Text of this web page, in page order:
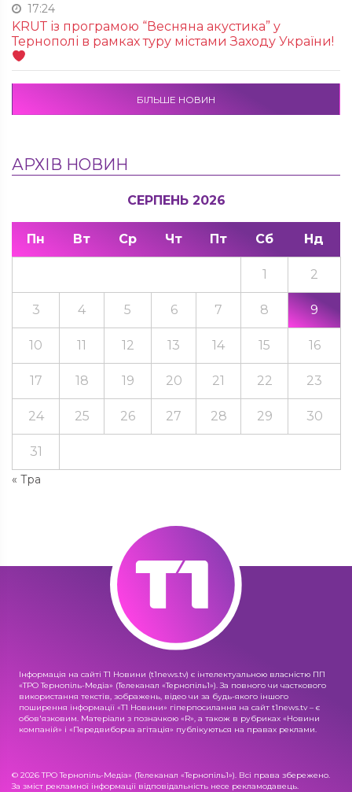
17:24
KRUТ із програмою “Весняна акустика” у
Тернополі в рамках туру містами Заходу України!
БІЛЬШЕ НОВИН
АРХІВ НОВИН
СЕРПЕНЬ 2026
Пн Вт Ср Чт Пт Сб Нд
« Тра
1 2
3 4 5 6 7 8 9
10 11 12 13 14 15 16
17 18 19 20 21 22 23
24 25 26 27 28 29 30
31
Інформація на сайті Т1 Новини (t1news.tv) є інтелектуальною власністю ПП
«ТРО Тернопіль-Медіа» (Телеканал «Тернопіль1»). За повного чи часткового
використання текстів, зображень, відео чи за будь-якого іншого
поширення інформації «Т1 Новини» гіперпосилання на сайт t1news.tv – є
обов'язковим. Матеріали з позначкою «R», а також в рубриках «Новини
компаній» і «Передвиборча агітація» публікуються на правах реклами.
© 2026 ТРО Тернопіль-Медіа» (Телеканал «Тернопіль1»). Всі права збережено.
За зміст рекламної інформації відповідальність несе рекламодавець.